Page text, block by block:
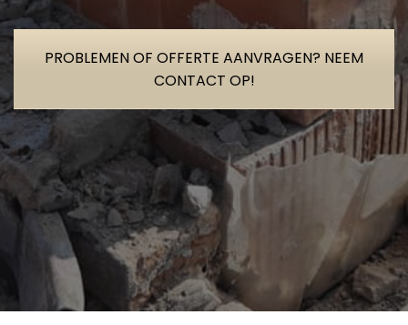
PROBLEMEN OF OFFERTE AANVRAGEN? NEEM
CONTACT OP!